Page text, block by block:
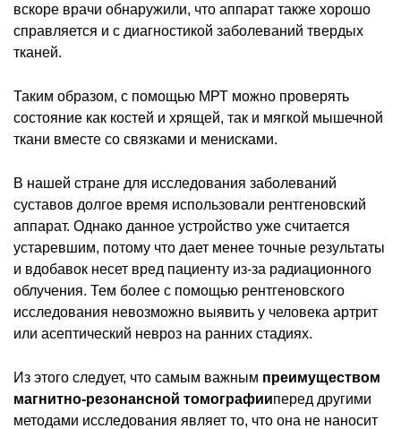
вскоре врачи обнаружили, что аппарат также хорошо
справляется и с диагностикой заболеваний твердых
тканей.
Таким образом, с помощью МРТ можно проверять
состояние как костей и хрящей, так и мягкой мышечной
ткани вместе со связками и менисками.
В нашей стране для исследования заболеваний
суставов долгое время использовали рентгеновский
аппарат. Однако данное устройство уже считается
устаревшим, потому что дает менее точные результаты
и вдобавок несет вред пациенту из-за радиационного
облучения. Тем более с помощью рентгеновского
исследования невозможно выявить у человека артрит
или асептический невроз на ранних стадиях.
Из этого следует, что самым важным преимуществом
магнитно-резонансной томографииперед другими
методами исследования являет то, что она не наносит